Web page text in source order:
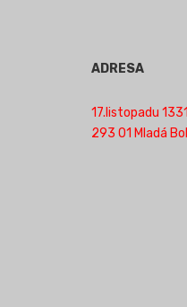
ADRESA
17.listopadu 1331
293 01 Mladá